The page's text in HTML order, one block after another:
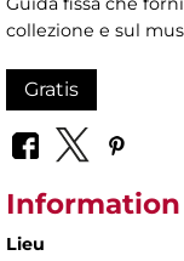
collezione e sul
Gratis
Information
Lieu